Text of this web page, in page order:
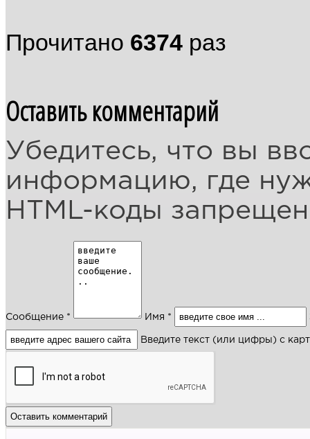
Прочитано 6374 раз
Оставить комментарий
Убедитесь, что вы
информацию, где
HTML-коды
Сообщение * Имя *
Введите текст (или цифры) с